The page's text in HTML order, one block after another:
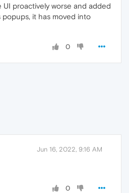
UI proactively worse and added
it has moved into
0
Jun 16, 2022, 9:16 AM
0